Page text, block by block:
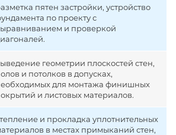
пятен застройки, устройство
по проекту с
и проверкой
геометрии плоскостей стен,
и потолков в допусках,
для монтажа финишных
и листовых материалов.
и прокладка уплотнительных
в местах примыканий стен,